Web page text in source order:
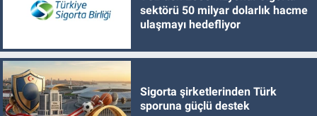
sektörü 50 milyar dolarlık hacme
ulaşmayı hedefliyor
Sigorta şirketlerinden Türk
sporuna güçlü destek